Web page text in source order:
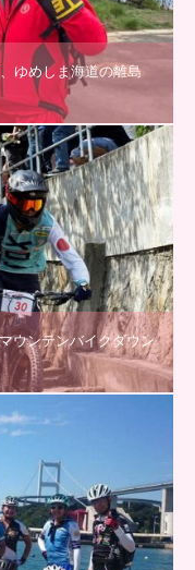
ゆめしま海道の離島
ウンテンバイクダウン